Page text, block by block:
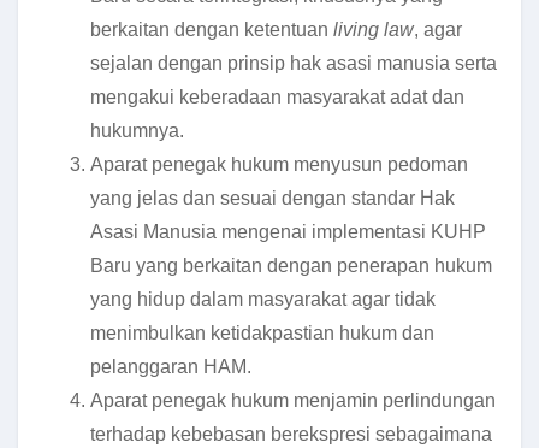
berkaitan dengan ketentuan living law, agar
sejalan dengan prinsip hak asasi manusia serta
mengakui keberadaan masyarakat adat dan
hukumnya.
Aparat penegak hukum menyusun pedoman
yang jelas dan sesuai dengan standar Hak
Asasi Manusia mengenai implementasi KUHP
Baru yang berkaitan dengan penerapan hukum
yang hidup dalam masyarakat agar tidak
menimbulkan ketidakpastian hukum dan
pelanggaran HAM.
Aparat penegak hukum menjamin perlindungan
terhadap kebebasan berekspresi sebagaimana